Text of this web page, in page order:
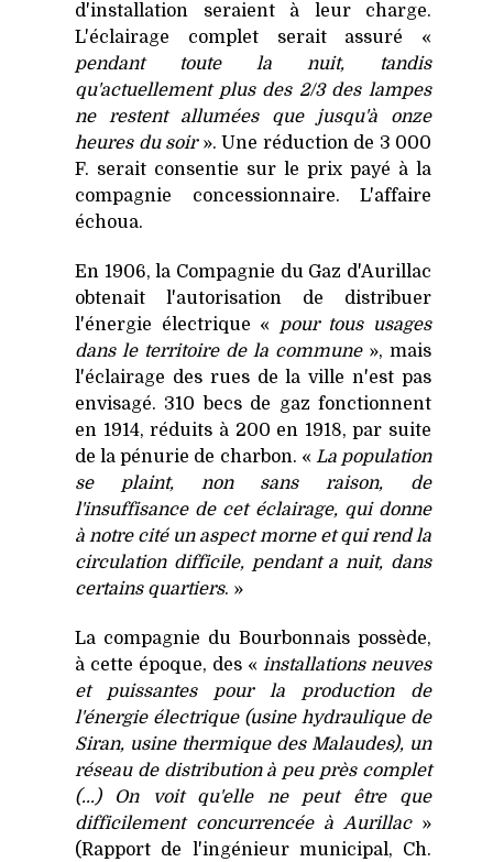
d'installation seraient à leur charge.
L'éclairage complet serait assuré «
pendant toute la nuit, tandis
qu'actuellement plus des 2/3 des lampes
ne restent allumées que jusqu'à onze
heures du soir». Une réduction de 3 000
F. serait consentie sur le prix payé à la
compagnie concessionnaire. L'affaire
échoua.
En 1906, la Compagnie du Gaz d'Aurillac
obtenait l'autorisation de distribuer
l'énergie électrique « pour tous usages
dans le territoire de la commune», mais
l'éclairage des rues de la ville n'est pas
envisagé. 310 becs de gaz fonctionnent
en 1914, réduits à 200 en 1918, par suite
de la pénurie de charbon. « La population
se plaint, non sans raison, de
l'insuffisance de cet éclairage, qui donne
à notre cité un aspect morne et qui rend la
circulation difficile, pendant a nuit, dans
certains quartiers. »
La compagnie du Bourbonnais possède,
à cette époque, des « installations neuves
et puissantes pour la production de
l'énergie électrique (usine hydraulique de
Siran, usine thermique des Malaudes), un
réseau de distribution à peu près complet
(...) On voit qu'elle ne peut être que
difficilement concurrencée à Aurillac»
(Rapport de l'ingénieur municipal, Ch.